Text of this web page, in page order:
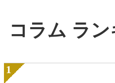
コラム ラ